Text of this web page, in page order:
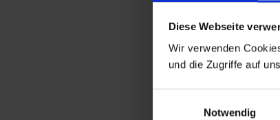
Diese Webseite
Wir verwenden
und die Zugriffe auf
Notwendig